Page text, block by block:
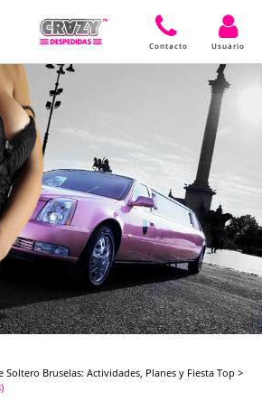
Contacto Usuario
Soltero Bruselas: Actividades, Planes y Fiesta Top >